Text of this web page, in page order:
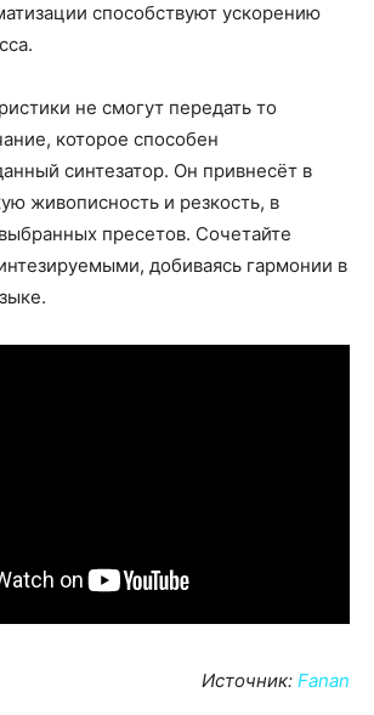
способствуют ускорению
не смогут передать то
которое способен
синтезатор. Он привнесёт в
живописность и резкость, в
пресетов. Сочетайте
добиваясь гармонии в
Источник: Fanan